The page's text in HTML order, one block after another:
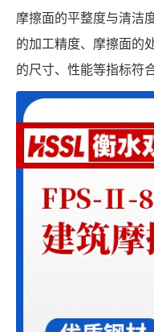
摩擦面的平整度与清洁
的加工精度、摩擦面的
的尺寸、性能等指标符